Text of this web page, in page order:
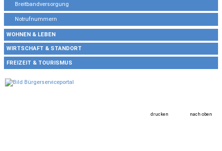
Breitbandversorgung
Notrufnummern
WOHNEN & LEBEN
WIRTSCHAFT & STANDORT
FREIZEIT & TOURISMUS
drucken nach oben